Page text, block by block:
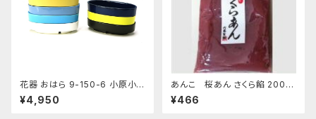
花器 おはら 9-150-6 小原小
判 ナマコ 花瓶 フラワーベース
水盤
¥4,950
あんこ 桜あん さくら餡 200ｇ
老舗 あんこ屋のこだわり餡【ク
リックポスト便】
¥466